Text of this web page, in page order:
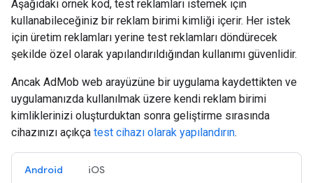
Aşağıdaki örnek kod, test reklamları istemek için
kullanabileceğiniz bir reklam birimi kimliği içerir. Her istek
için üretim reklamları yerine test reklamları döndürecek
şekilde özel olarak yapılandırıldığından kullanımı güvenlidir.
Ancak AdMob web arayüzüne bir uygulama kaydettikten ve
uygulamanızda kullanılmak üzere kendi reklam birimi
kimliklerinizi oluşturduktan sonra geliştirme sırasında
cihazınızı açıkça test cihazı olarak yapılandırın.
Android iOS